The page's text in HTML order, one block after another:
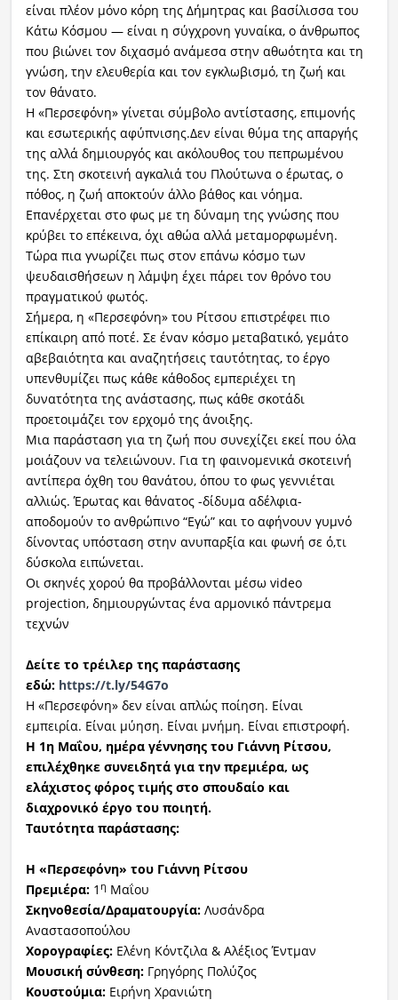
είναι πλέον μόνο κόρη της Δήμητρας και βασίλισσα του
Κάτω Κόσμου — είναι η σύγχρονη γυναίκα, ο άνθρωπος
που βιώνει τον διχασμό ανάμεσα στην αθωότητα και τη
γνώση, την ελευθερία και τον εγκλωβισμό, τη ζωή και
τον θάνατο.
Η «Περσεφόνη» γίνεται σύμβολο αντίστασης, επιμονής
και εσωτερικής αφύπνισης.Δεν είναι θύμα της απαργής
της αλλά δημιουργός και ακόλουθος του πεπρωμένου
της. Στη σκοτεινή αγκαλιά του Πλούτωνα ο έρωτας, ο
πόθος, η ζωή αποκτούν άλλο βάθος και νόημα.
Επανέρχεται στο φως με τη δύναμη της γνώσης που
κρύβει το επέκεινα, όχι αθώα αλλά μεταμορφωμένη.
Τώρα πια γνωρίζει πως στον επάνω κόσμο των
ψευδαισθήσεων η λάμψη έχει πάρει τον θρόνο του
πραγματικού φωτός.
Σήμερα, η «Περσεφόνη» του Ρίτσου επιστρέφει πιο
επίκαιρη από ποτέ. Σε έναν κόσμο μεταβατικό, γεμάτο
αβεβαιότητα και αναζητήσεις ταυτότητας, το έργο
υπενθυμίζει πως κάθε κάθοδος εμπεριέχει τη
δυνατότητα της ανάστασης, πως κάθε σκοτάδι
προετοιμάζει τον ερχομό της άνοιξης.
Μια παράσταση για τη ζωή που συνεχίζει εκεί που όλα
μοιάζουν να τελειώνουν. Για τη φαινομενικά σκοτεινή
αντίπερα όχθη του θανάτου, όπου το φως γεννιέται
αλλιώς. Έρωτας και θάνατος -δίδυμα αδέλφια-
αποδομούν το ανθρώπινο “Εγώ” και το αφήνουν γυμνό
δίνοντας υπόσταση στην ανυπαρξία και φωνή σε ό,τι
δύσκολα ειπώνεται.
Οι σκηνές χορού θα προβάλλονται μέσω video
projection, δημιουργώντας ένα αρμονικό πάντρεμα
τεχνών
Δείτε το τρέιλερ της παράστασης
εδώ: https://t.ly/54G7o
Η «Περσεφόνη» δεν είναι απλώς ποίηση. Είναι
εμπειρία. Είναι μύηση. Είναι μνήμη. Είναι επιστροφή.
Η 1η Μαΐου, ημέρα γέννησης του Γιάννη Ρίτσου,
επιλέχθηκε συνειδητά για την πρεμιέρα, ως
ελάχιστος φόρος τιμής στο σπουδαίο και
διαχρονικό έργο του ποιητή.
Ταυτότητα παράστασης:
Η «Περσεφόνη» του Γιάννη Ρίτσου
Πρεμιέρα:1 η Μαΐου
Σκηνοθεσία/Δραματουργία:Λυσάνδρα
Αναστασοπούλου
Χορογραφίες:Ελένη Κόντζιλα & Αλέξιος Έντμαν
Μουσική σύνθεση:Γρηγόρης Πολύζος
Κουστούμια:Ειρήνη Χρανιώτη